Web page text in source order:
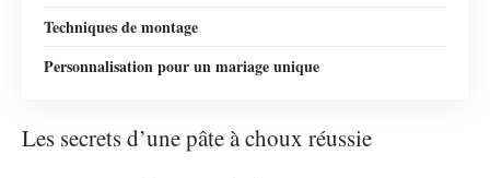
Techniques de montage
Personnalisation pour un mariage unique
Les secrets d’une pâte à choux réussie